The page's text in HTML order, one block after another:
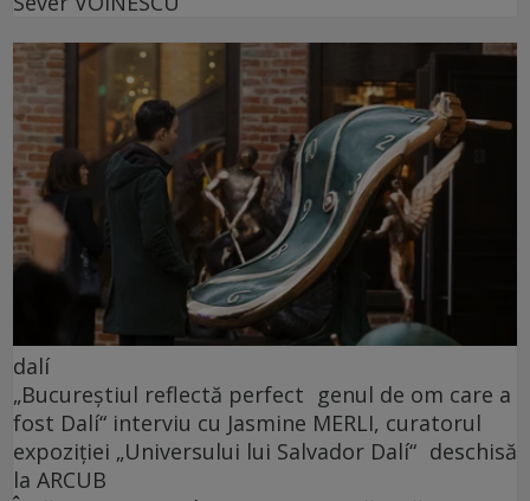
dalí
„Bucureștiul reflectă perfect genul de om care a
fost Dalí“ interviu cu Jasmine MERLI, curatorul
expoziției „Universului lui Salvador Dalí“ deschisă
la ARCUB